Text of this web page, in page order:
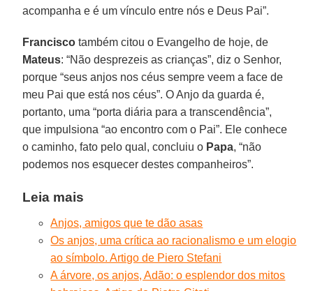
acompanha e é um vínculo entre nós e Deus Pai”.
Francisco também citou o Evangelho de hoje, de
Mateus: “Não desprezeis as crianças”, diz o Senhor,
porque “seus anjos nos céus sempre veem a face de
meu Pai que está nos céus”. O Anjo da guarda é,
portanto, uma “porta diária para a transcendência”,
que impulsiona “ao encontro com o Pai”. Ele conhece
o caminho, fato pelo qual, concluiu o Papa, “não
podemos nos esquecer destes companheiros”.
Leia mais
Anjos, amigos que te dão asas
Os anjos, uma crítica ao racionalismo e um elogio
ao símbolo. Artigo de Piero Stefani
A árvore, os anjos, Adão: o esplendor dos mitos